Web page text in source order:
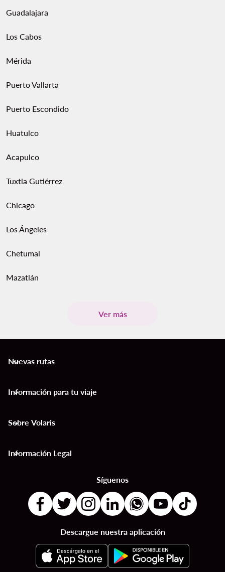
Guadalajara
Los Cabos
Mérida
Puerto Vallarta
Puerto Escondido
Huatulco
Acapulco
Tuxtla Gutiérrez
Chicago
Los Ángeles
Chetumal
Mazatlán
Ver más
Nuevas rutas
keyboard_arrow_down
Información para tu viaje
keyboard_arrow_down
Sobre Volaris
keyboard_arrow_down
Información Legal
keyboard_arrow_down
Síguenos
Descargue nuestra aplicación